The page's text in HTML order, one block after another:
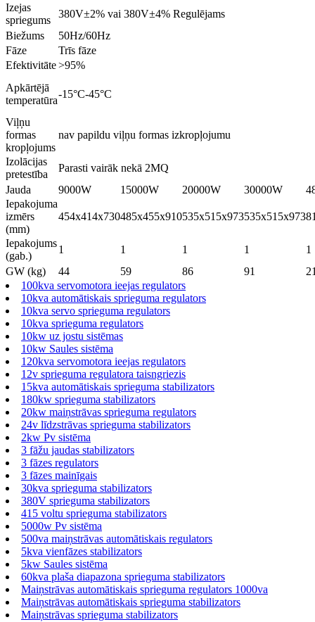
Izejas
spriegums
380V±2% vai 380V±4% Regulējams
Biežums
50Hz/60Hz
Fāze
Trīs fāze
Efektivitāte>95%
Apkārtējā
temperatūra
-15°C-45°C
Viļņu
formas
kropļojums
nav papildu viļņu formas izkropļojumu
Izolācijas
pretestība
Parasti vairāk nekā 2MQ
Jauda
9000W 15000W 20000W 30000W
Iepakojuma
izmērs
(mm)
454x414x730485x455x910535x515x973535x515x973
Iepakojums
(gab.)
1 1 1 1
1
GW (kg)
44 59 86 91
100kva servomotora ieejas regulators
10kva automātiskais sprieguma regulators
10kva servo sprieguma regulators
10kva sprieguma regulators
10kw uz jostu sistēmas
10kw Saules sistēma
120kva servomotora ieejas regulators
12v sprieguma regulatora taisngriezis
15kva automātiskais sprieguma stabilizators
180kw sprieguma stabilizators
20kw maiņstrāvas sprieguma regulators
24v līdzstrāvas sprieguma stabilizators
2kw Pv sistēma
3 fāžu jaudas stabilizators
3 fāzes regulators
3 fāzes mainīgais
30kva sprieguma stabilizators
380V sprieguma stabilizators
415 voltu sprieguma stabilizators
5000w Pv sistēma
500va maiņstrāvas automātiskais regulators
5kva vienfāzes stabilizators
5kw Saules sistēma
60kva plaša diapazona sprieguma stabilizators
Maiņstrāvas automātiskais sprieguma regulators 1000va
Maiņstrāvas automātiskais sprieguma stabilizators
Maiņstrāvas sprieguma stabilizators